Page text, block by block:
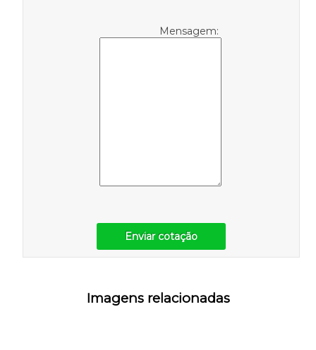
Mensagem:
Enviar cotação
Imagens relacionadas